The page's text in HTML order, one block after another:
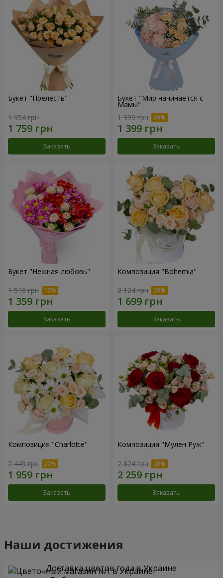
Букет "Прелесть"
1 954 грн
Заказать
Букет "Мир начинается с
Мамы"
1 999 грн
Заказать
Букет "Нежная любовь"
1 510 грн
Заказать
Композиция "Bohemia"
2 124 грн
Заказать
Композиция "Charlotte"
2 449 грн
Заказать
Композиция "Мулен Руж"
2 824 грн
Заказать
Наши достижения
Доставка цветов года в Украине